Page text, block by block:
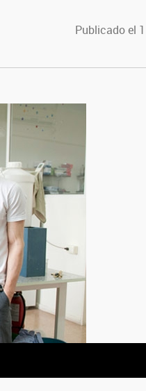
Publicado el